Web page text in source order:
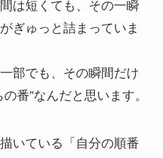
は短くても、その一瞬
ぎゅっと詰まっていま
部でも、その瞬間だけ
番”なんだと思います。
いている「自分の順番